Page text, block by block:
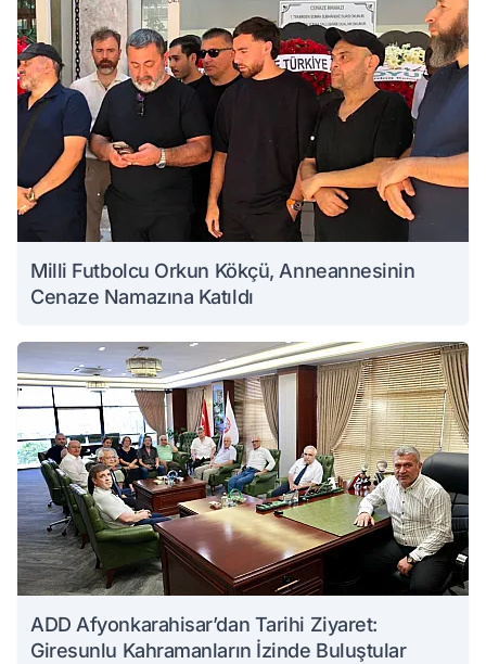
Milli Futbolcu Orkun Kökçü, Anneannesinin
Cenaze Namazına Katıldı
ADD Afyonkarahisar’dan Tarihi Ziyaret:
Giresunlu Kahramanların İzinde Buluştular